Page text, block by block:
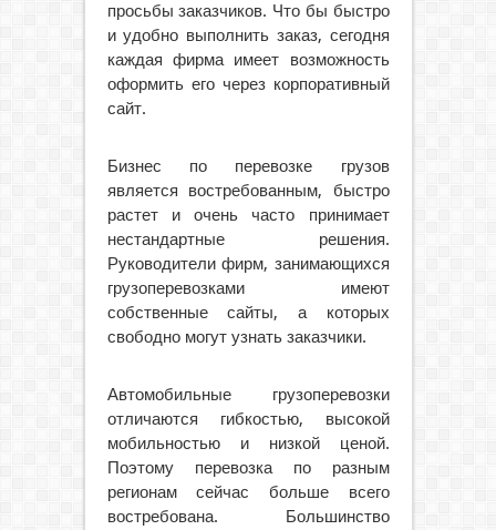
просьбы заказчиков. Что бы быстро
и удобно выполнить заказ, сегодня
каждая фирма имеет возможность
оформить его через корпоративный
сайт.
Бизнес по перевозке грузов
является востребованным, быстро
растет и очень часто принимает
нестандартные решения.
Руководители фирм, занимающихся
грузоперевозками имеют
собственные сайты, а которых
свободно могут узнать заказчики.
Автомобильные грузоперевозки
отличаются гибкостью, высокой
мобильностью и низкой ценой.
Поэтому перевозка по разным
регионам сейчас больше всего
востребована. Большинство